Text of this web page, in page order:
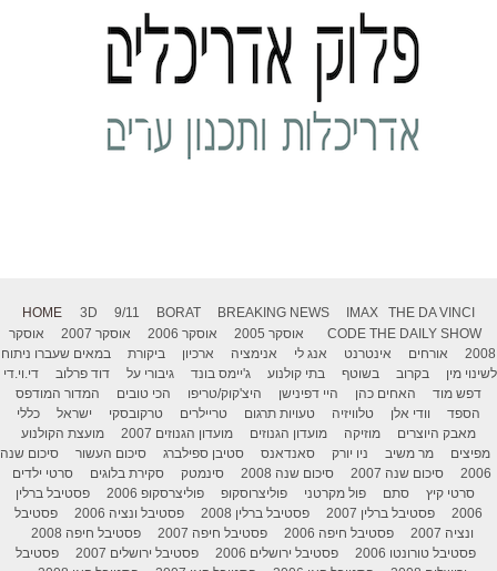
HOME 3D 9/11 BORAT BREAKING NEWS IMAX
THE DA VINCI
CODE THE DAILY SHOW אוסקר 2005 אוסקר 2006 אוסקר 2007
אוסקר
2008
אורחים אינטרנט אנג לי אנימציה ארכיון ביקורת
במאים שעברו ניתוח
לשינוי מין
בקרוב בשוטף בתי קולנוע ג'יימס בונד גיבורי על דוד פרלוב
די.וי.די
דפש מוד
האחים כהן היי דפינישן היצ'קוק/טריפו הכי טובים
המדור המודפס
הספד
וודי אלן טלוויזיה טעויות תרגום טריילרים טרקובסקי ישראל
כללי
מאבק היוצרים
מוזיקה מועדון הגנוזים מועדון הגנוזים 2007
מועצת הקולנוע
מפיצים
מר משיב ניו יורק סאנדאנס סטיבן ספילברג סיכום העשור
סיכום שנה
2006
סיכום שנה 2007 סיכום שנה 2008 סינמטק סקירת בלוגים
סרטי ילדים
סרטי קיץ
סתם פול מקרטני פוליצרוסקופ פוליצרסקופ 2006
פסטיבל ברלין
2006
פסטיבל ברלין 2007 פסטיבל ברלין 2008 פסטיבל ונציה 2006
פסטיבל
ונציה 2007
פסטיבל חיפה 2006 פסטיבל חיפה 2007
פסטיבל חיפה 2008
פסטיבל טורונטו 2006
פסטיבל ירושלים 2006 פסטיבל ירושלים 2007
פסטיבל